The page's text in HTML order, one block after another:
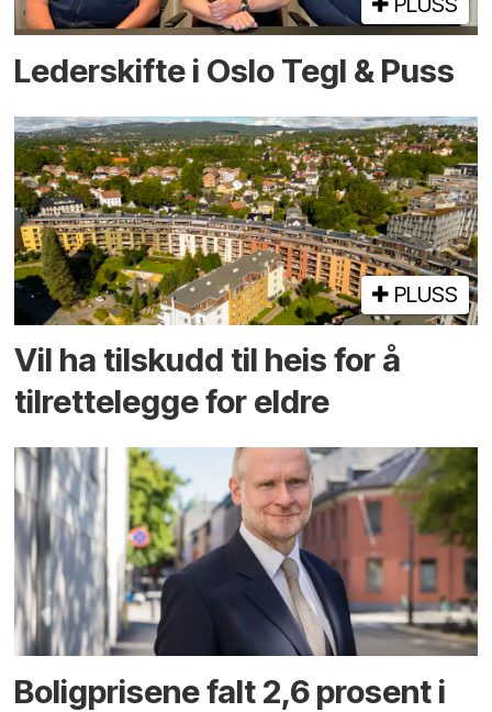
Lederskifte i Oslo Tegl & Puss
PLUSS
Vil ha tilskudd til heis for å
tilrettelegge for eldre
Boligprisene falt 2,6 prosent i